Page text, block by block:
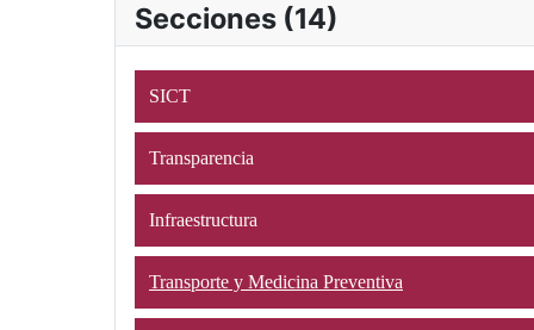
Secciones (14)
SICT
Transparencia
Infraestructura
Transporte y Medicina Preventiva